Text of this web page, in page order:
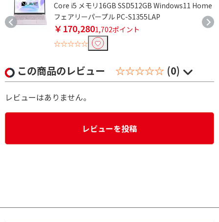
Core i5 メモリ16GB SSD512GB Windows11 Home
フェアリーパープル PC-S1355LAP
￥170,2801,702ポイント
☆☆☆☆☆
この商品のレビュー ☆☆☆☆☆ (0)
レビューはありません。
レビューを投稿